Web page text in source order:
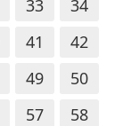
33
34
41
42
49
50
57
58